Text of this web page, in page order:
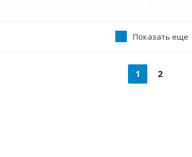
Показать еще
1 2